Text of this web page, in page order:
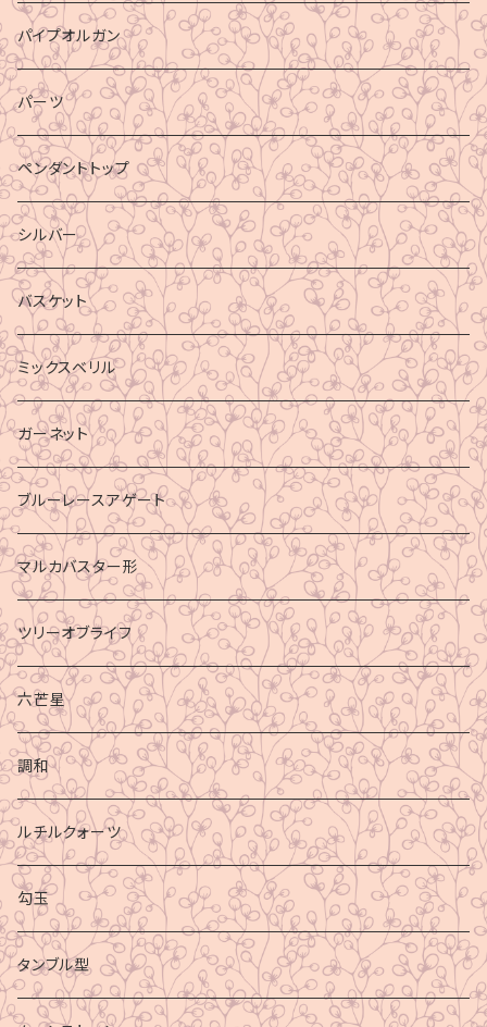
パイプオルガン
パーツ
ペンダントトップ
シルバー
バスケット
ミックスベリル
ガーネット
ブルーレースアゲート
マルカバスター形
ツリーオブライフ
六芒星
調和
ルチルクォーツ
勾玉
タンブル型